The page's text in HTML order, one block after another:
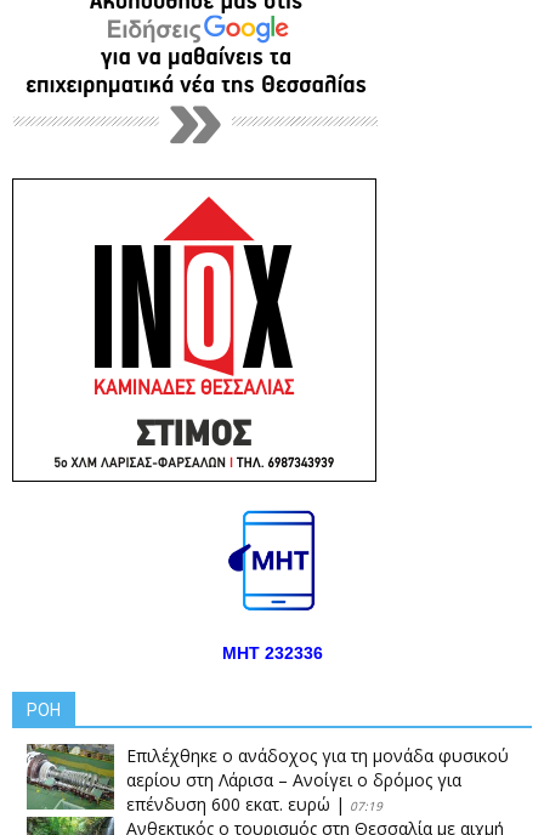
ΜΗΤ 232336
ΡΟΗ
Επιλέχθηκε ο ανάδοχος για τη μονάδα φυσικού
αερίου στη Λάρισα – Ανοίγει ο δρόμος για
επένδυση 600 εκατ. ευρώ | 07:19
Ανθεκτικός ο τουρισμός στη Θεσσαλία με αιχμή